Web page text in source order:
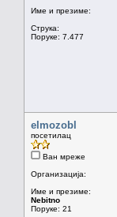
Име и презиме:
Струка:
Поруке: 7.477
elmozobl
посетилац
Ван мреже
Организација:
Име и презиме:
Nebitno
Поруке: 21